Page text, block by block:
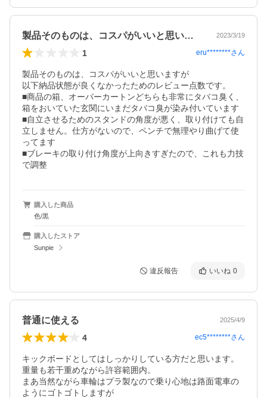
製品そのものは、コスパがいいと思います… 2023/3/19
1 eru********さん
製品そのものは、コスパがいいと思いますが
以下納品状態が良くなかったためのレビュー点数です。
■商品の箱、オーバーカートンどちらも非常にタバコ臭く、
箱をおいていた玄関にいまだタバコ臭が染み付いています
■自立させるためのスタンドの角度が悪く、取り付けても自
立しません。仕方がないので、ペンチで無理やり曲げて使
ってます
■ブレーキの取り付け角度が上向きすぎたので、これも力技
で調整
購入した商品
色/黒
購入したストア
Sunpie
違反報告 いいね 0
普通に使える 2025/4/9
4 ec5********さん
キックボードとしてはしっかりしている方だと思います。
重量も若干重めながら許容範囲内。
まあ当然ながら車輪はプラ製なので乗り心地は路面電車の
ようにゴトゴトしますが